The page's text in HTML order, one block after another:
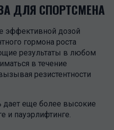
ДЛЯ СПОРТСМЕНА
эффективной дозой
гормона роста
результаты в любом
в течение
резистентности
еще более высокие
и пауэрлифтинге.